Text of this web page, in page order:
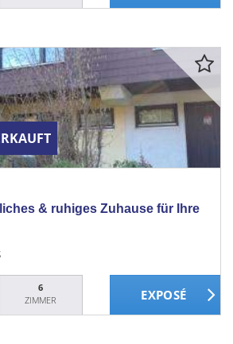
& ruhiges Zuhause für Ihre
6
ZIMMER